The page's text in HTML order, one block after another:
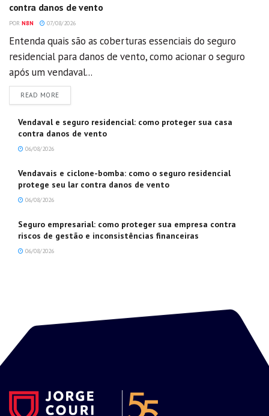
contra danos de vento
POR N8N 07/08/2026
Entenda quais são as coberturas essenciais do seguro
residencial para danos de vento, como acionar o seguro
após um vendaval...
READ MOREDETAILS
Vendaval e seguro residencial: como proteger sua casa
contra danos de vento
06/08/2026
Vendavais e ciclone-bomba: como o seguro residencial
protege seu lar contra danos de vento
06/08/2026
Seguro empresarial: como proteger sua empresa contra
riscos de gestão e inconsistências financeiras
06/08/2026